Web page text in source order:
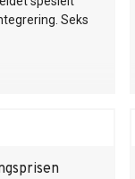
Seks